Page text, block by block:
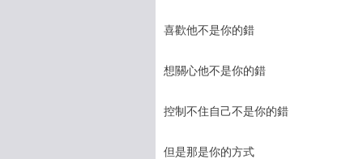
喜歡他不是你的錯
想關心他不是你的錯
控制不住自己不是你的錯
但是那是你的方式